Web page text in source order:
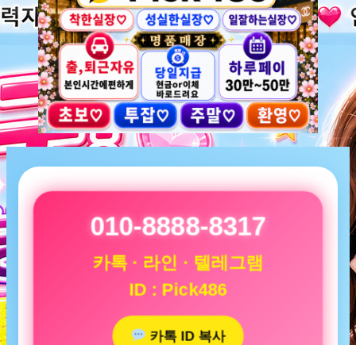
010-8888-8317
카톡 · 라인 · 텔레그램
ID : Pick486
카톡 ID 복사